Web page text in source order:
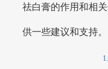
祛白膏的作用和相
供一些建议和支持。